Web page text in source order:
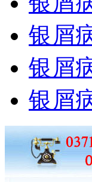
银屑
银屑
银屑